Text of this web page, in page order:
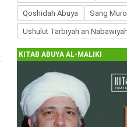
Qoshidah Abuya Sang
Ushulut Tarbiyah an Nabawiyah
KITAB ABUYA AL-MALIKI